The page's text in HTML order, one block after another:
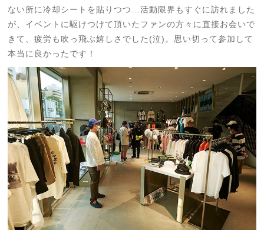
ない所に冷却シートを貼りつつ…活動限界もすぐに訪れました
が、イベントに駆けつけて頂いたファンの方々に直接お会いで
きて、疲労も吹っ飛ぶ嬉しさでした(泣)。思い切って参加して
本当に良かったです！